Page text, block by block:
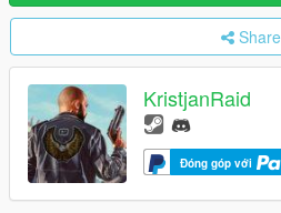
Share
KristjanRaid
Đóng góp với